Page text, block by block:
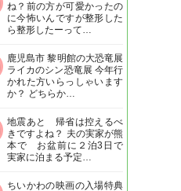
ね？前の方が可愛かったの
に今怖いんですが整形した
ら整形したーって…
鹿児島市 黎明館の大恐竜展
ライカのシン恐竜展 今年行
かれた方いらっしゃいます
か？ どちらか…
地震あと 帰省は控えるべ
きですよね？ 夫の実家が熊
本で お盆前に２泊3日で
実家に泊まる予定…
ちいかわの映画の入場特典